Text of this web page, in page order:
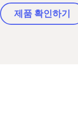
제품 확인하기